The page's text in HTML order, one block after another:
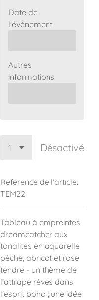
Date de
l'événement
Autres
informations
Désactivé
Référence de l'article:
TEM22
Tableau à empreintes
dreamcatcher aux
tonalités en aquarelle
pêche, abricot et rose
tendre - un thème de
l’attrape rêves dans
l'esprit boho ; une idée